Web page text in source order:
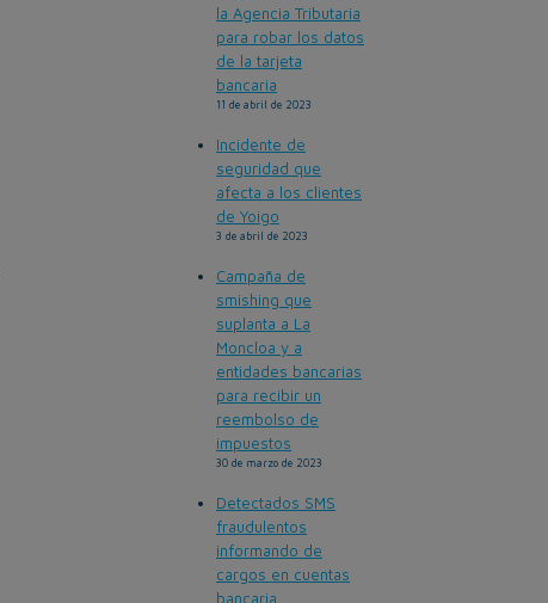
la Agencia Tributaria
para robar los datos
de la tarjeta
bancaria
11 de abril de 2023
Incidente de
seguridad que
afecta a los clientes
de Yoigo
3 de abril de 2023
Campaña de
smishing que
suplanta a La
Moncloa y a
entidades bancarias
para recibir un
reembolso de
impuestos
30 de marzo de 2023
Detectados SMS
fraudulentos
informando de
cargos en cuentas
bancaria